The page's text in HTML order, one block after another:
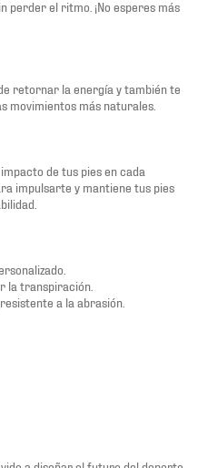
perder el ritmo. ¡No esperes más
retornar la energía y también te
movimientos más naturales.
de tus pies en cada
impulsarte y mantiene tus pies
la transpiración.
a la abrasión.